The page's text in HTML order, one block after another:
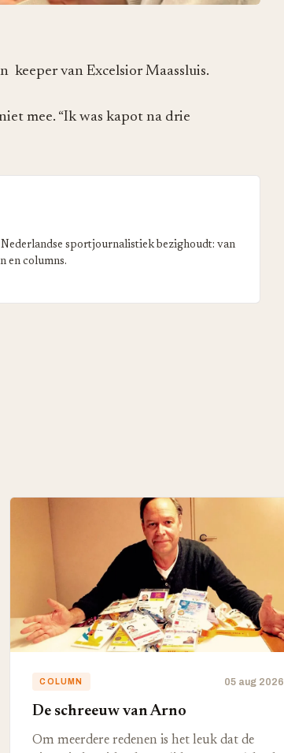
keeper van Excelsior Maassluis.
mee. “Ik was kapot na drie
sportjournalistiek bezighoudt: van
en columns.
COLUMN 05 aug 2026
De schreeuw van Arno
Om meerdere redenen is het leuk dat de